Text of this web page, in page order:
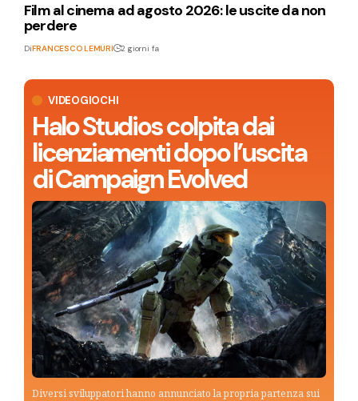
VIDEOGIOCHI
Halo Studios colpita dai
licenziamenti dopo l’uscita
di Campaign Evolved
Diversi sviluppatori hanno annunciato la propria partenza sui
Film al cinema ad agosto 2026: le uscite da non
perdere
DiFRANCESCO LEMURI 2 giorni fa